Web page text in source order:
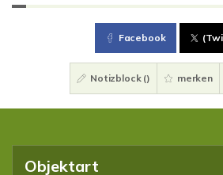
Facebook
Notizblock () merken
Objektart